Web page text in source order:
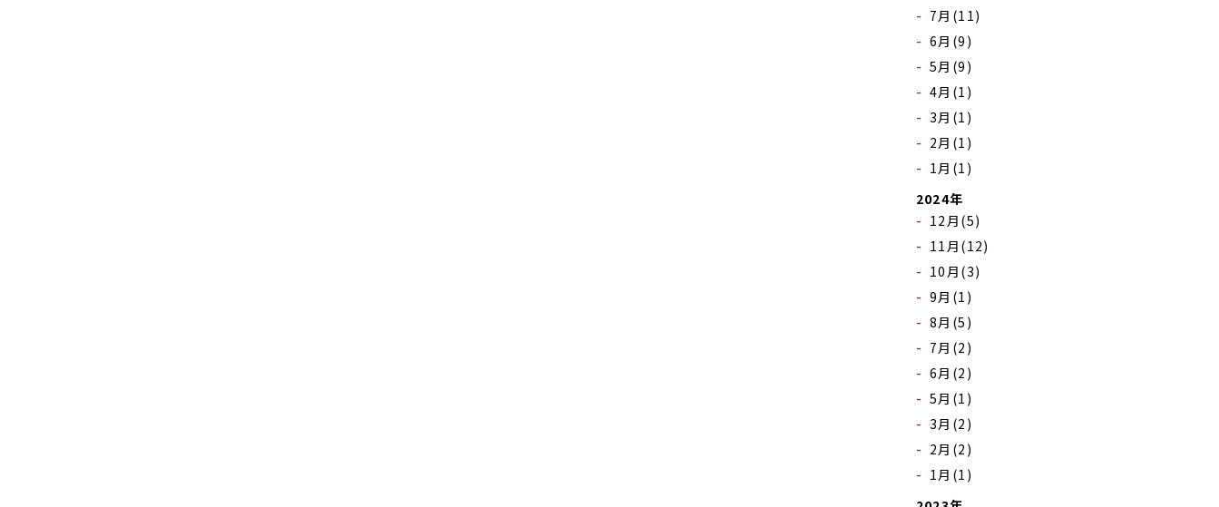
7月(11)
6月(9)
5月(9)
4月(1)
3月(1)
2月(1)
1月(1)
2024年
12月(5)
11月(12)
10月(3)
9月(1)
8月(5)
7月(2)
6月(2)
5月(1)
3月(2)
2月(2)
1月(1)